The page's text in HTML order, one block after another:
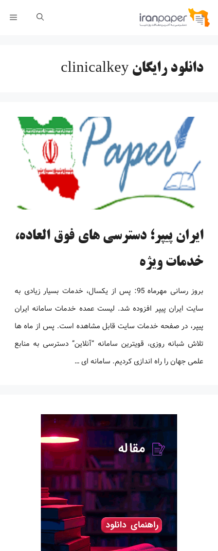
پرش
دانلود رایگان clinicalkey
ایران پیپر؛ دسترسی های فوق العاده،
خدمات ویژه
بروز رسانی مهرماه 95: پس از یکسال، خدمات بسیار زیادی به
سایت ایران پیپر افزوده شد. لیست عمده خدمات سامانه ایران
پیپر، در صفحه خدمات سایت قابل مشاهده است. پس از ماه ها
تلاش شبانه روزی، قویترین سامانه “آنلاین” دسترسی به منابع
علمی جهان را راه اندازی کردیم. سامانه ای …